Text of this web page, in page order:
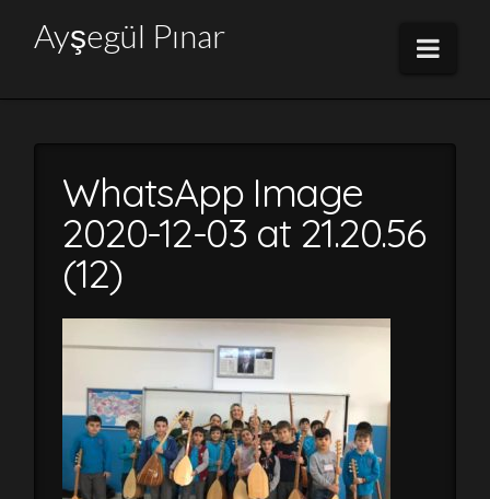
Ayşegül
Pınar
Ayşegül Pınar
WhatsApp Image
2020-12-03 at 21.20.56
(12)